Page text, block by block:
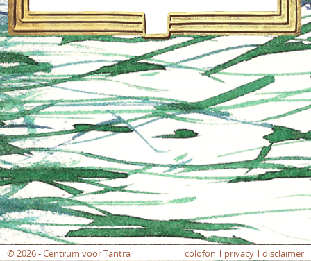
© 2026 - Centrum voor Tantra disclaimer
privacy
colofon